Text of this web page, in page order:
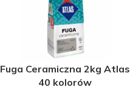
Fuga Ceramiczna 2kg Atlas
40 kolorów